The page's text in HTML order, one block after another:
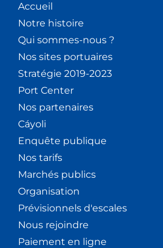
Accueil
Notre histoire
Qui sommes-nous ?
Nos sites portuaires
Stratégie 2019-2023
Port Center
Nos partenaires
Cáyoli
Enquête publique
Nos tarifs
Marchés publics
Organisation
Prévisionnels d'escales
Nous rejoindre
Paiement en ligne